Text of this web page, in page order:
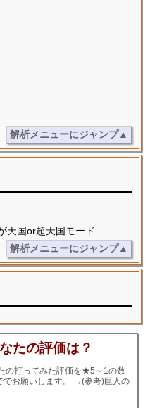
解析メニューにジャンプ▲
天国or超天国モード
解析メニューにジャンプ▲
たの評価は？
の打ってみた評価を★5～1の数
お願いします。
→(参考)巨人の